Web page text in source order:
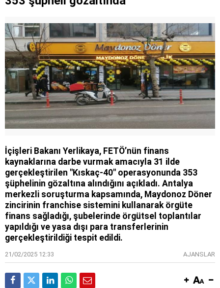
İçişleri Bakanı Yerlikaya, FETÖ’nün finans
kaynaklarına darbe vurmak amacıyla 31 ilde
gerçekleştirilen "Kıskaç-40" operasyonunda 353
şüphelinin gözaltına alındığını açıkladı. Antalya
merkezli soruşturma kapsamında, Maydonoz Döner
zincirinin franchise sistemini kullanarak örgüte
finans sağladığı, şubelerinde örgütsel toplantılar
yapıldığı ve yasa dışı para transferlerinin
gerçekleştirildiği tespit edildi.
21/02/2025 12:33 AJANSLAR